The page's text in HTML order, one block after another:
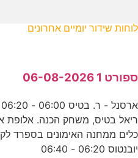
לוחות שידור יומיים אחרונים
ספורט 1 06-08-2026
ריאל בטיס, משחק הכנה. אלופת
יובנטוס 06:20 - 06:40